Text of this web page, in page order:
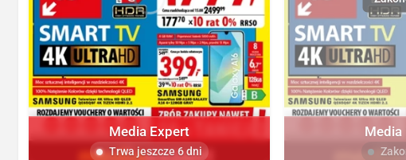
Media Expert
Trwa jeszcze 6 dni
Media